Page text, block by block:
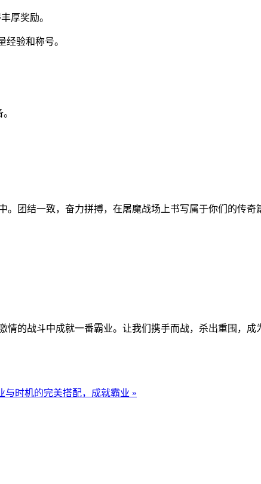
厚奖励。
验和称号。
团结一致，奋力拼搏，在屠魔战场上书写属于你们的传奇
的战斗中成就一番霸业。让我们携手而战，杀出重围，成
与时机的完美搭配，成就霸业 »